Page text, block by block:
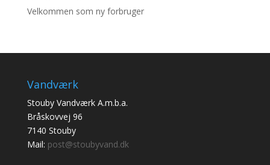
Velkommen som ny forbruger
Vandværk
Stouby Vandværk A.m.b.a.
Bråskovvej 96
7140 Stouby
Mail: post@stoubyvand.dk